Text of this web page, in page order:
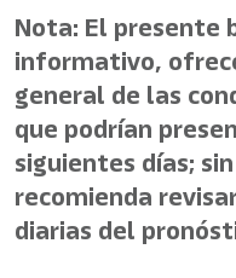
Nota: El presente
informativo,
general de las
que podrían
siguientes días;
recomienda
diarias del